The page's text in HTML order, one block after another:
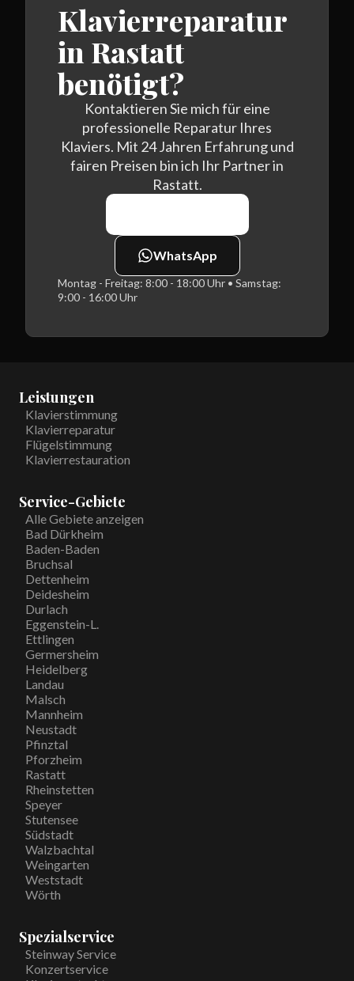
Klavierreparatur
in Rastatt
benötigt?
Kontaktieren Sie mich für eine
professionelle Reparatur Ihres
Klaviers. Mit 24 Jahren Erfahrung und
fairen Preisen bin ich Ihr Partner in
Rastatt.
WhatsApp
Montag - Freitag: 8:00 - 18:00 Uhr • Samstag:
9:00 - 16:00 Uhr
Leistungen
Klavierstimmung
Klavierreparatur
Flügelstimmung
Klavierrestauration
Service-Gebiete
Alle Gebiete anzeigen
Bad Dürkheim
Baden-Baden
Bruchsal
Dettenheim
Deidesheim
Durlach
Eggenstein-L.
Ettlingen
Germersheim
Heidelberg
Landau
Malsch
Mannheim
Neustadt
Pfinztal
Pforzheim
Rastatt
Rheinstetten
Speyer
Stutensee
Südstadt
Walzbachtal
Weingarten
Weststadt
Wörth
Spezialservice
Steinway Service
Konzertservice